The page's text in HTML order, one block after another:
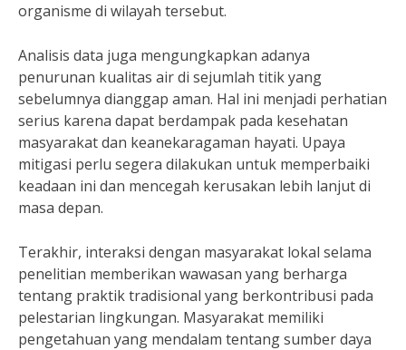
organisme di wilayah tersebut.
Analisis data juga mengungkapkan adanya
penurunan kualitas air di sejumlah titik yang
sebelumnya dianggap aman. Hal ini menjadi perhatian
serius karena dapat berdampak pada kesehatan
masyarakat dan keanekaragaman hayati. Upaya
mitigasi perlu segera dilakukan untuk memperbaiki
keadaan ini dan mencegah kerusakan lebih lanjut di
masa depan.
Terakhir, interaksi dengan masyarakat lokal selama
penelitian memberikan wawasan yang berharga
tentang praktik tradisional yang berkontribusi pada
pelestarian lingkungan. Masyarakat memiliki
pengetahuan yang mendalam tentang sumber daya